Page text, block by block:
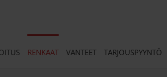
RENKAAT VANTEET TARJOUSPYYNTÖ